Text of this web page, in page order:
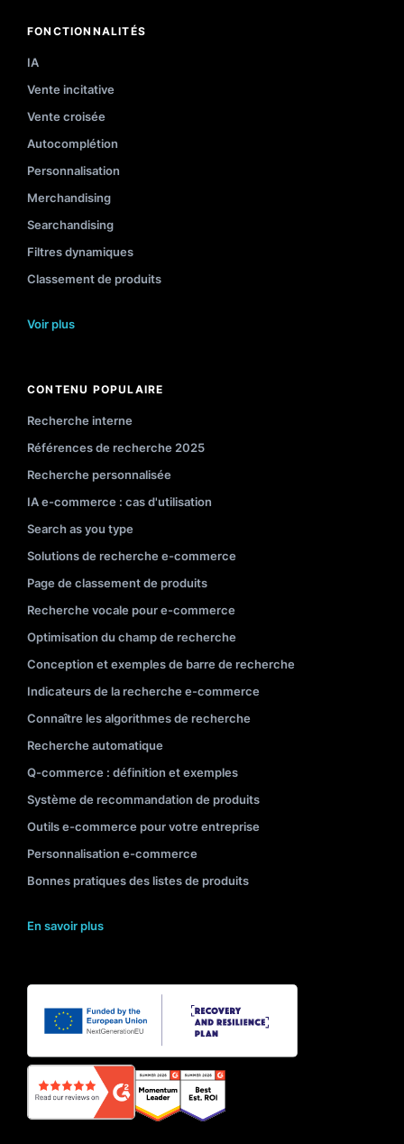
FONCTIONNALITÉS
IA
Vente incitative
Vente croisée
Autocomplétion
Personnalisation
Merchandising
Searchandising
Filtres dynamiques
Classement de produits
Voir plus
CONTENU POPULAIRE
Recherche interne
Références de recherche 2025
Recherche personnalisée
IA e-commerce : cas d'utilisation
Search as you type
Solutions de recherche e-commerce
Page de classement de produits
Recherche vocale pour e-commerce
Optimisation du champ de recherche
Conception et exemples de barre de recherche
Indicateurs de la recherche e-commerce
Connaître les algorithmes de recherche
Recherche automatique
Q-commerce : définition et exemples
Système de recommandation de produits
Outils e-commerce pour votre entreprise
Personnalisation e-commerce
Bonnes pratiques des listes de produits
En savoir plus